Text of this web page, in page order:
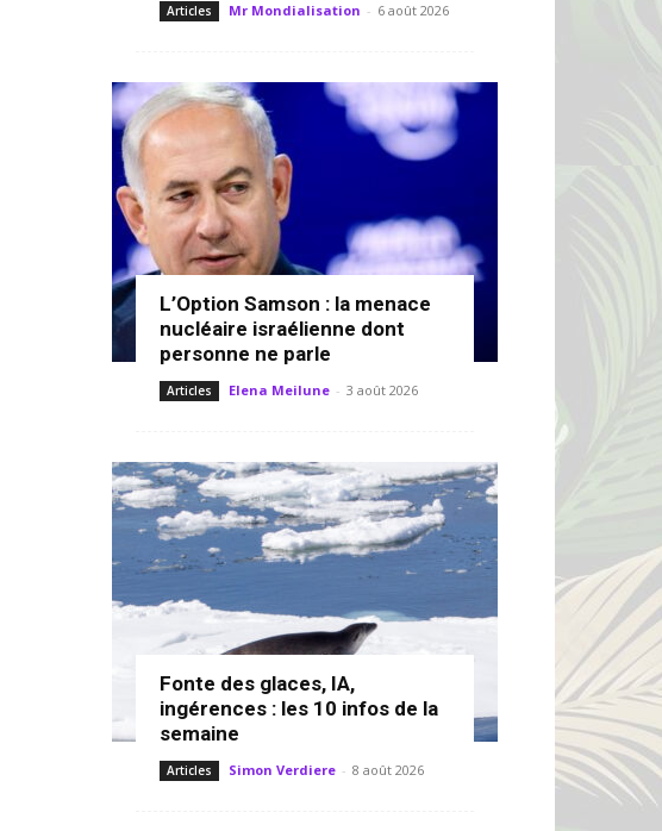
Articles Mr Mondialisation - 6 août 2026
L’Option Samson : la menace
nucléaire israélienne dont
personne ne parle
Articles Elena Meilune - 3 août 2026
Fonte des glaces, IA,
ingérences : les 10 infos de la
semaine
Articles Simon Verdiere - 8 août 2026